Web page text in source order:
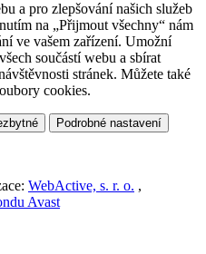
a pro zlepšování našich služeb
na „Přijmout všechny“ nám
ve vašem zařízení. Umožní
součástí webu a sbírat
stránek. Můžete také
cookies.
Podrobné nastavení
WebActive, s. r. o. ,
Avast